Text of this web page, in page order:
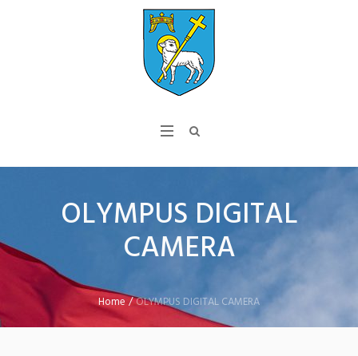
OLYMPUS DIGITAL
CAMERA
Home /OLYMPUS DIGITAL CAMERA